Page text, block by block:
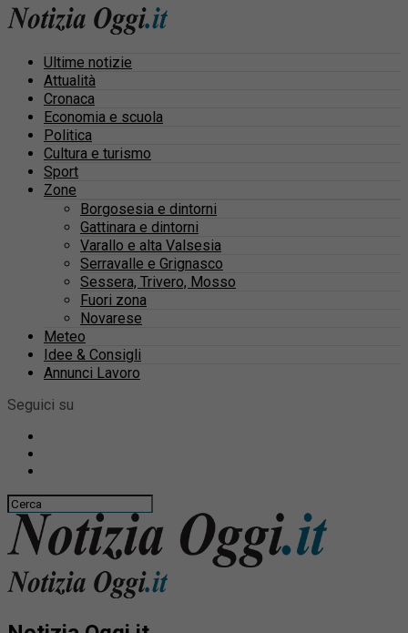
Ultime notizie
Attualità
Cronaca
Economia e scuola
Politica
Cultura e turismo
Sport
Zone
Borgosesia e dintorni
Gattinara e dintorni
Varallo e alta Valsesia
Serravalle e Grignasco
Sessera, Trivero, Mosso
Fuori zona
Novarese
Meteo
Idee & Consigli
Annunci Lavoro
Seguici su